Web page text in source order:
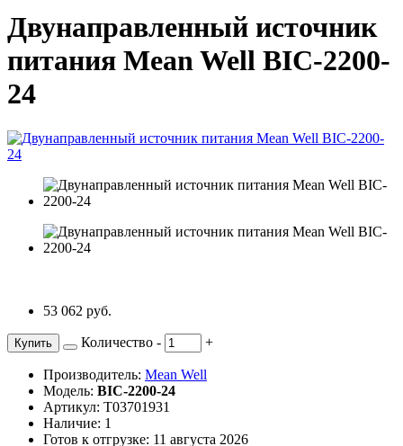
Двунаправленный источник
питания Mean Well BIC-2200-
24
53 062 руб.
Купить Количество - +
Производитель: Mean Well
Модель: BIC-2200-24
Артикул: Т03701931
Наличие: 1
Готов к отгрузке: 11 августа 2026